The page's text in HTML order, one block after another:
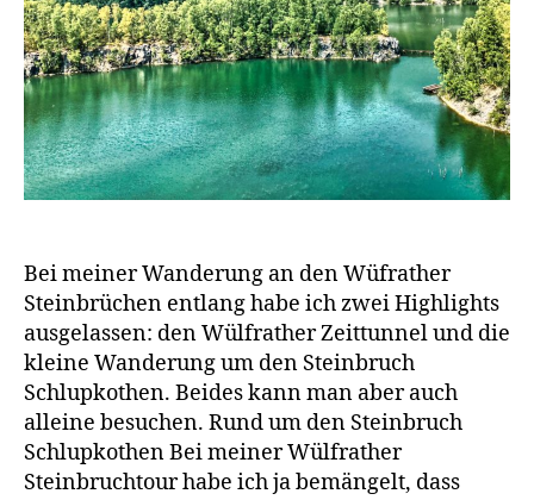
Bei meiner Wanderung an den Wüfrather
Steinbrüchen entlang habe ich zwei Highlights
ausgelassen: den Wülfrather Zeittunnel und die
kleine Wanderung um den Steinbruch
Schlupkothen. Beides kann man aber auch
alleine besuchen. Rund um den Steinbruch
Schlupkothen Bei meiner Wülfrather
Steinbruchtour habe ich ja bemängelt, dass